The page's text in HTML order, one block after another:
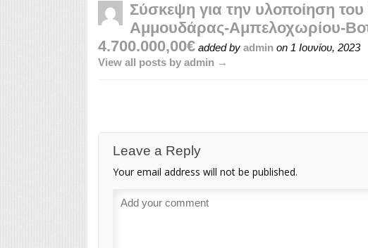
Σύσκεψη για την υλοποίηση του
Αμμουδάρας-Αμπελοχωρίου-
4.700.000,00€added by adminon 1 Ιουνίου, 2023
View all posts by admin →
Leave a Reply
Your email address will not be published.